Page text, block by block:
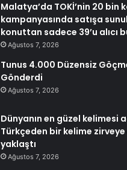
Malatya’da TOKİ’nin 20 bin
kampanyasında satışa
konuttan sadece 39’u alıcı
Ağustos 7, 2026
Tunus 4.000 Düzensiz
Gönderdi
Ağustos 7, 2026
Dünyanın en güzel kelimesi
Türkçeden bir kelime
yaklaştı
Ağustos 7, 2026